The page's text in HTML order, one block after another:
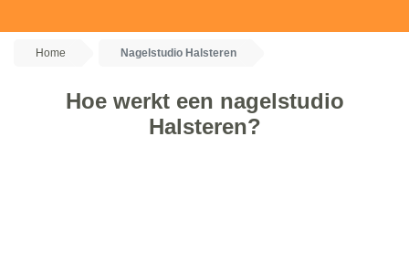
Home Nagelstudio Halsteren
Hoe werkt een nagelstudio
Halsteren?